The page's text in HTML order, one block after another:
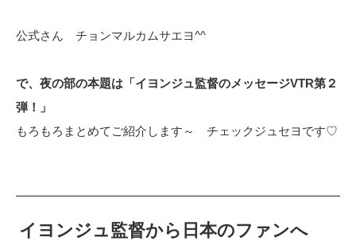
公式さん チョンマルカムサエヨ^^
で、夜の部の本題は「イヨンジュ監督のメッセージVTR第２
弾！」
もろもろまとめてご紹介します～ チェックジュセヨです♡
イヨンジュ監督から日本のファンへ